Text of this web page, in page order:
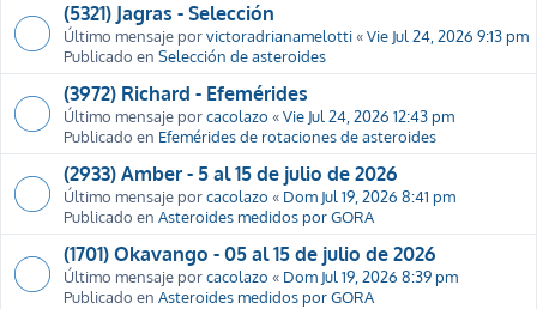
(5321) Jagras - Selección
Último mensaje porvictoradrianamelotti«Vie Jul 24, 2026 9:13 pm
Publicado en Selección de asteroides
(3972) Richard - Efemérides
Último mensaje porcacolazo «Vie Jul 24, 2026 12:43 pm
Publicado en Efemérides de rotaciones de asteroides
(2933) Amber - 5 al 15 de julio de 2026
Último mensaje porcacolazo « Dom Jul 19, 2026 8:41 pm
Publicado en Asteroides medidos por GORA
(1701) Okavango - 05 al 15 de julio de 2026
Último mensaje porcacolazo « Dom Jul 19, 2026 8:39 pm
Publicado en Asteroides medidos por GORA